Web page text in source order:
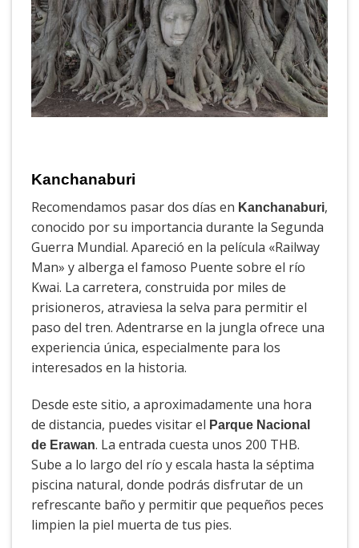
Kanchanaburi
Recomendamos pasar dos días en Kanchanaburi,
conocido por su importancia durante la Segunda
Guerra Mundial. Apareció en la película «Railway
Man» y alberga el famoso Puente sobre el río
Kwai. La carretera, construida por miles de
prisioneros, atraviesa la selva para permitir el
paso del tren. Adentrarse en la jungla ofrece una
experiencia única, especialmente para los
interesados en la historia.
Desde este sitio, a aproximadamente una hora
de distancia, puedes visitar el Parque Nacional
de Erawan. La entrada cuesta unos 200 THB.
Sube a lo largo del río y escala hasta la séptima
piscina natural, donde podrás disfrutar de un
refrescante baño y permitir que pequeños peces
limpien la piel muerta de tus pies.